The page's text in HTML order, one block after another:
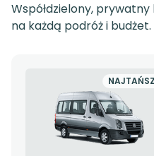
Współdzielony,
na każdą podróż i budżet.